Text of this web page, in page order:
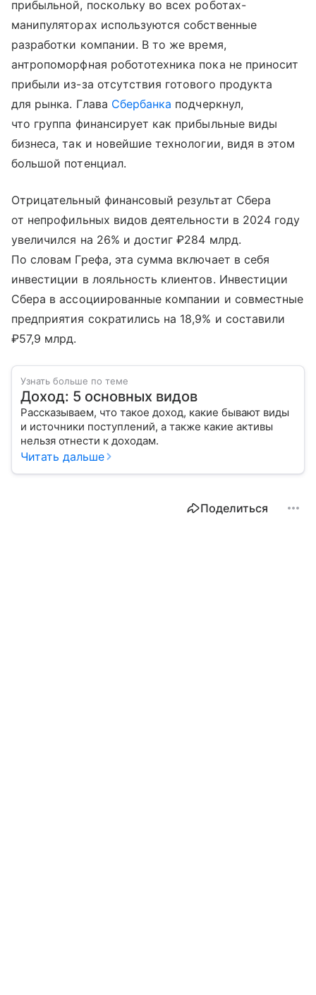
прибыльной, поскольку во всех роботах-
манипуляторах используются собственные
разработки компании. В то же время,
антропоморфная робототехника пока не приносит
прибыли из-за отсутствия готового продукта
для рынка. Глава Сбербанка подчеркнул,
что группа финансирует как прибыльные виды
бизнеса, так и новейшие технологии, видя в этом
большой потенциал.
Отрицательный финансовый результат Сбера
от непрофильных видов деятельности в 2024 году
увеличился на 26% и достиг ₽284 млрд.
По словам Грефа, эта сумма включает в себя
инвестиции в лояльность клиентов. Инвестиции
Сбера в ассоциированные компании и совместные
предприятия сократились на 18,9% и составили
₽57,9 млрд.
Узнать больше по теме
Доход: 5 основных видов
Рассказываем, что такое доход, какие бывают виды
и источники поступлений, а также какие активы
нельзя отнести к доходам.
Читать дальше
Поделиться